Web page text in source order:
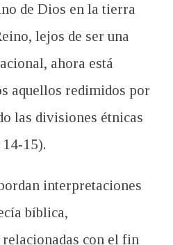
de Dios en la tierra
lejos de ser una
ahora está
aquellos redimidos por
las divisiones étnicas
15).
interpretaciones
bíblica,
con el fin